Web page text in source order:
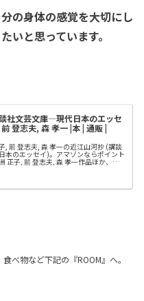
の身体の感覚を大切にし
いと思っています。
社文芸文庫―現代日本のエッセ
登志夫, 森 孝一 |本 | 通販 |
, 前 登志夫, 森 孝一の近江山河抄 (講談
本のエッセイ)。アマゾンならポイント
正子, 前 登志夫, 森 孝一作品ほか、お
日お届けも可能。また近江山河抄 (講...
べ物など下記の『ROOM』へ。